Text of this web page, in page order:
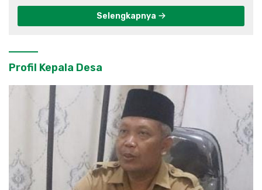
Selengkapnya
Profil Kepala Desa